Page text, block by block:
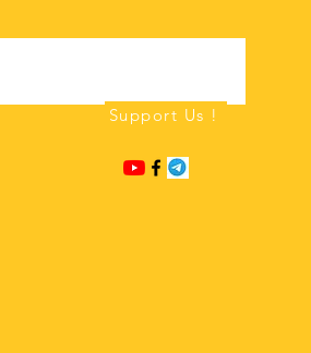
Support Us !